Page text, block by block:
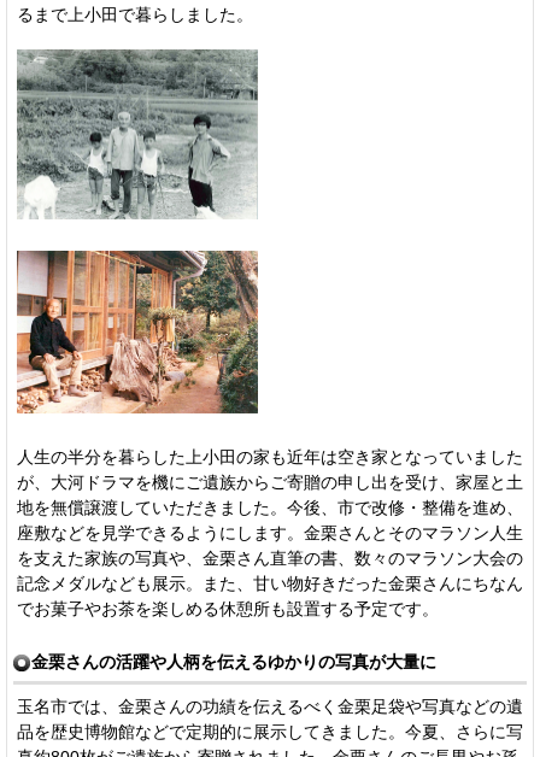
るまで上小田で暮らしました。
人生の半分を暮らした上小田の家も近年は空き家となっていました
が、大河ドラマを機にご遺族からご寄贈の申し出を受け、家屋と土
地を無償譲渡していただきました。今後、市で改修・整備を進め、
座敷などを見学できるようにします。金栗さんとそのマラソン人生
を支えた家族の写真や、金栗さん直筆の書、数々のマラソン大会の
記念メダルなども展示。また、甘い物好きだった金栗さんにちなん
でお菓子やお茶を楽しめる休憩所も設置する予定です。
金栗さんの活躍や人柄を伝えるゆかりの写真が大量に
玉名市では、金栗さんの功績を伝えるべく金栗足袋や写真などの遺
品を歴史博物館などで定期的に展示してきました。今夏、さらに写